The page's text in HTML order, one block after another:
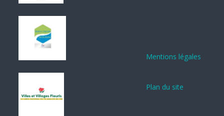
Mentions légales
Plan du site